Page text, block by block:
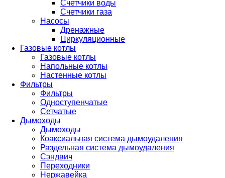
Счетчики воды
Счетчики газа
Насосы
Дренажные
Циркуляционные
Газовые котлы
Газовые котлы
Напольные котлы
Настенные котлы
Фильтры
Фильтры
Одноступенчатые
Сетчатые
Дымоходы
Дымоходы
Коаксиальная система дымоудаления
Раздельная система дымоудаления
Сэндвич
Переходники
Нержавейка